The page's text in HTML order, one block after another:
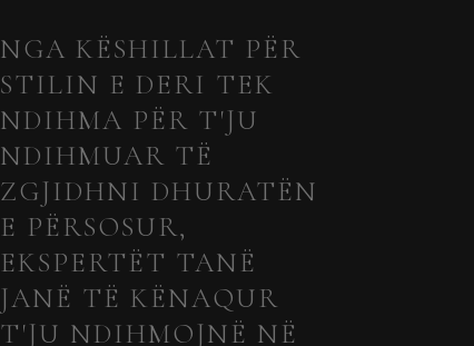
NGA KËSHILLAT PËR
STILIN E DERI TEK
NDIHMA PËR T'JU
NDIHMUAR TË
ZGJIDHNI DHURATËN
E PËRSOSUR,
EKSPERTËT TANË
JANË TË KËNAQUR
T'JU NDIHMOJNË NË